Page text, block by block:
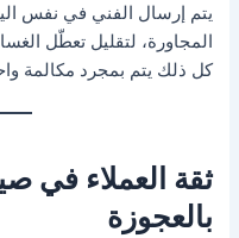
يتم إرسال الفني في نفس
المجاورة، لتقليل تعطّل
كل ذلك يتم بمجرد مكالمة
ثقة العملاء في
بالعجوزة